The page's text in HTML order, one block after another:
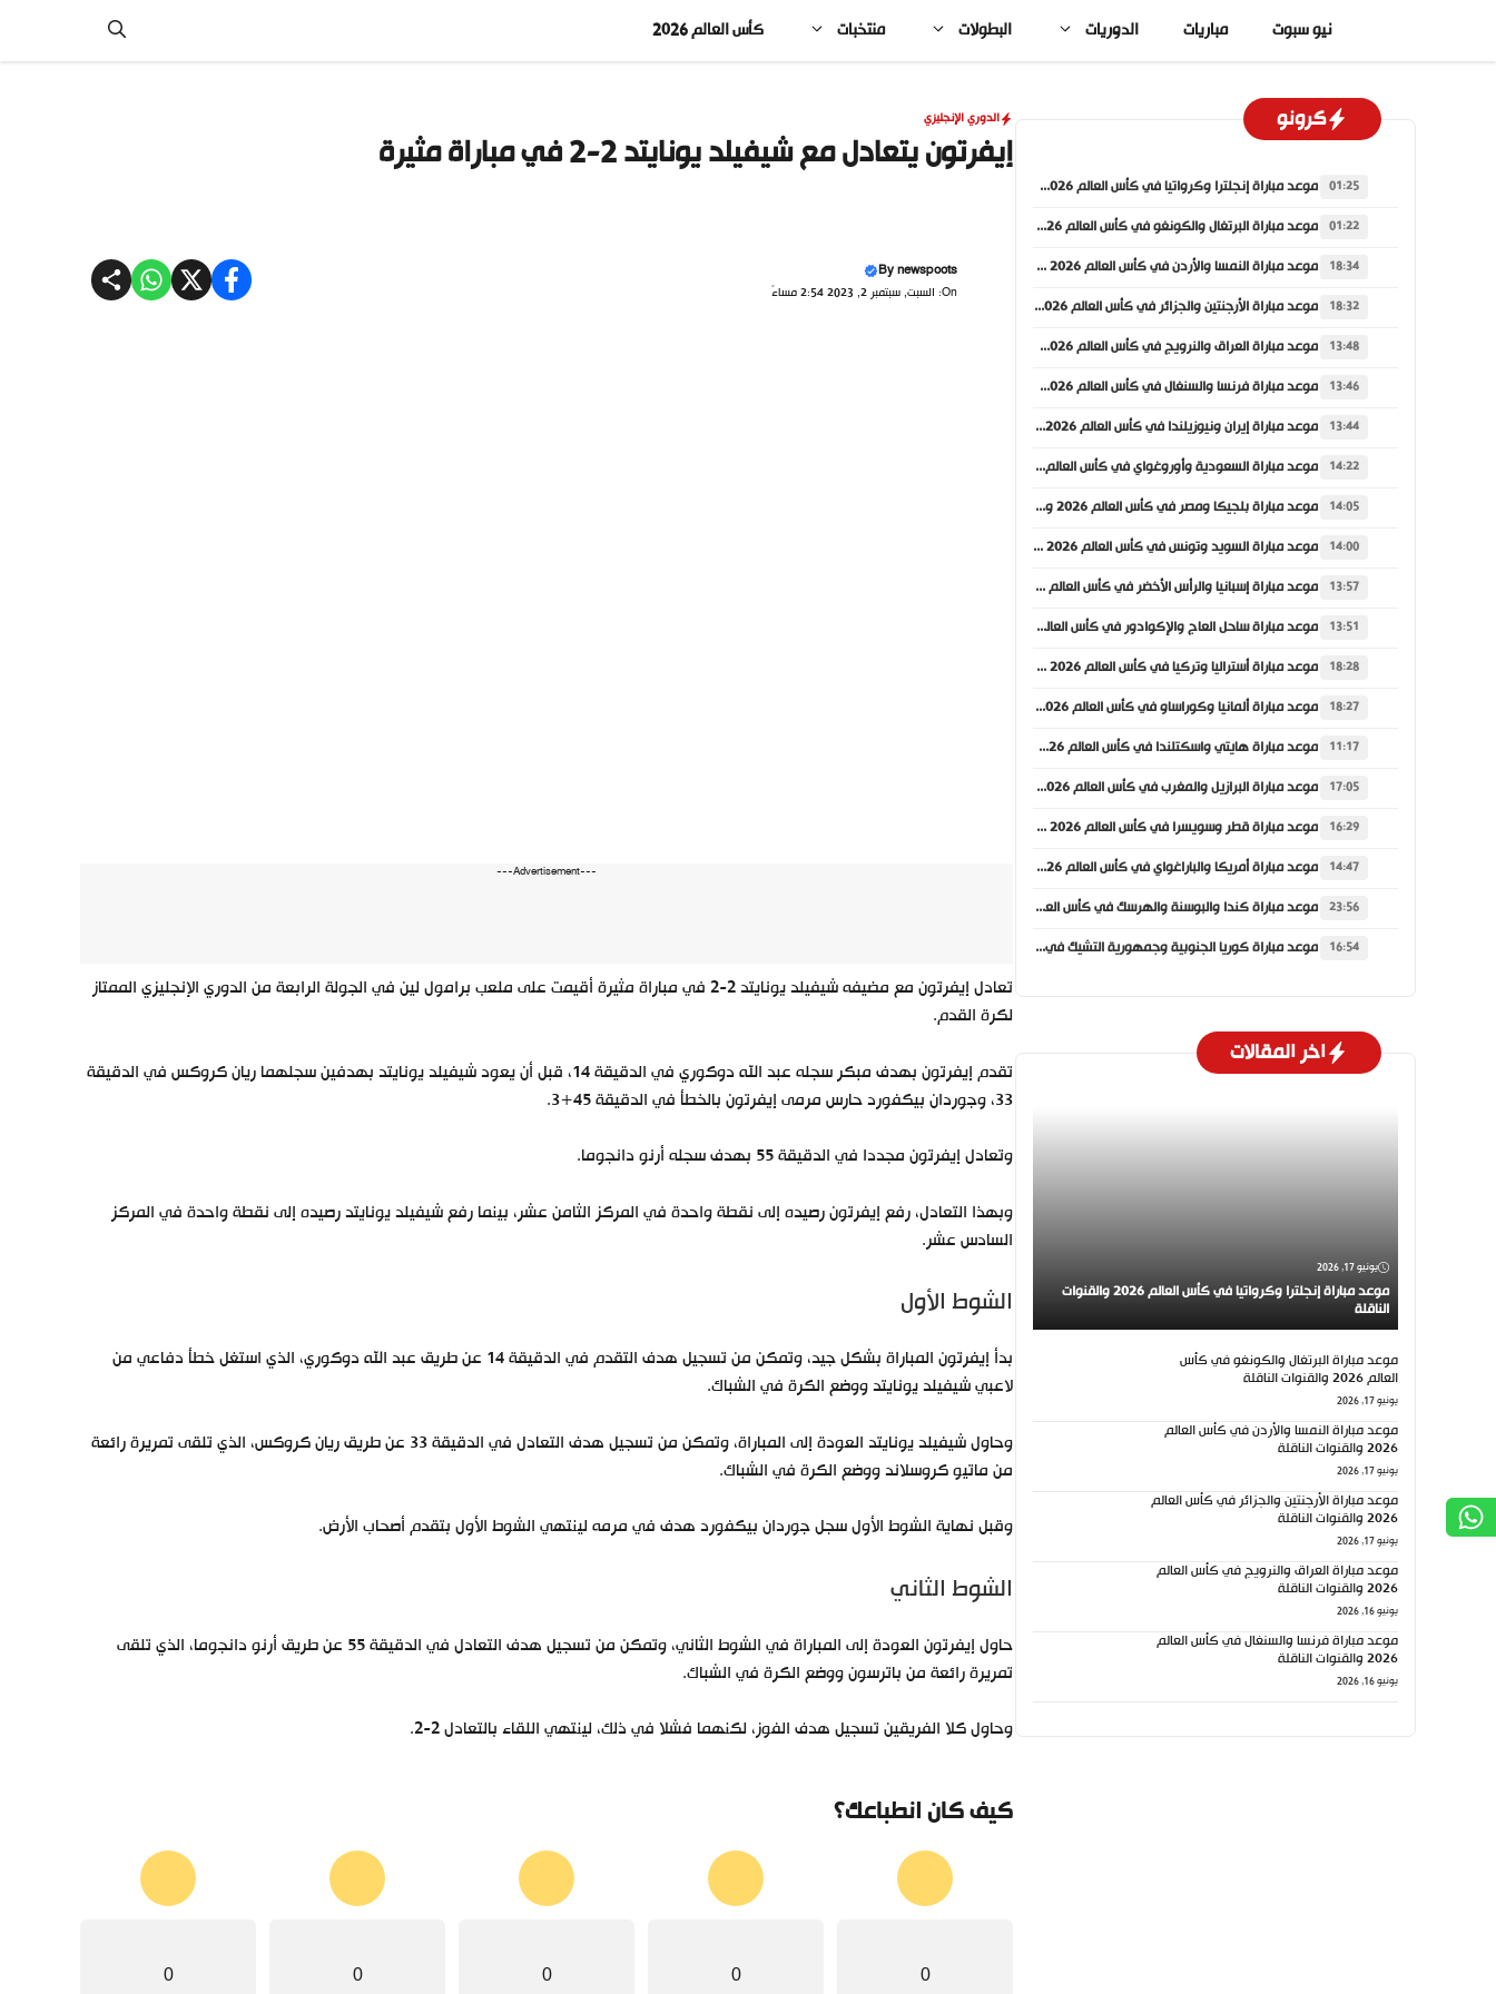
المحتوى
نيو سبوت مباريات الدوريات البطولات منتخبات كأس العالم 2026
الدوري الإنجليزي
إيفرتون يتعادل مع شيفيلد يونايتد 2-2 في مباراة مثيرة
Bynewspoots
On: السبت, سبتمبر 2, 2023 2:54 مساءً
---Advertisement---
تعادل إيفرتون مع مضيفه شيفيلد يونايتد 2-2 في مباراة مثيرة أقيمت على ملعب برامول لين في الجولة الرابعة من الدوري الإنجليزي الممتاز
لكرة القدم.
تقدم إيفرتون بهدف مبكر سجله عبد الله دوكوري في الدقيقة 14، قبل أن يعود شيفيلد يونايتد بهدفين سجلهما ريان كروكس في الدقيقة
33، وجوردان بيكفورد حارس مرمى إيفرتون بالخطأ في الدقيقة 45+3.
وتعادل إيفرتون مجددا في الدقيقة 55 بهدف سجله أرنو دانجوما.
وبهذا التعادل، رفع إيفرتون رصيده إلى نقطة واحدة في المركز الثامن عشر، بينما رفع شيفيلد يونايتد رصيده إلى نقطة واحدة في المركز
السادس عشر.
الشوط الأول
بدأ إيفرتون المباراة بشكل جيد، وتمكن من تسجيل هدف التقدم في الدقيقة 14 عن طريق عبد الله دوكوري، الذي استغل خطأ دفاعي من
لاعبي شيفيلد يونايتد ووضع الكرة في الشباك.
وحاول شيفيلد يونايتد العودة إلى المباراة، وتمكن من تسجيل هدف التعادل في الدقيقة 33 عن طريق ريان كروكس، الذي تلقى تمريرة رائعة
من ماتيو كروسلاند ووضع الكرة في الشباك.
وقبل نهاية الشوط الأول سجل جوردان بيكفورد هدف في مرمه لينتهي الشوط الأول بتقدم أصحاب الأرض.
الشوط الثاني
حاول إيفرتون العودة إلى المباراة في الشوط الثاني، وتمكن من تسجيل هدف التعادل في الدقيقة 55 عن طريق أرنو دانجوما، الذي تلقى
تمريرة رائعة من باترسون ووضع الكرة في الشباك.
وحاول كلا الفريقين تسجيل هدف الفوز، لكنهما فشلا في ذلك، لينتهي اللقاء بالتعادل 2-2.
كيف كان انطباعك؟
0
0
0
0
0
كرونو
01:25 موعد مباراة إنجلترا وكرواتيا في كأس العالم 2026 والقنوات الناقلة
01:22 موعد مباراة البرتغال والكونغو في كأس العالم 2026 والقنوات الناقلة
18:34 موعد مباراة النمسا والأردن في كأس العالم 2026 والقنوات الناقلة
18:32 موعد مباراة الأرجنتين والجزائر في كأس العالم 2026 والقنوات الناقلة
13:48 موعد مباراة العراق والنرويج في كأس العالم 2026 والقنوات الناقلة
13:46 موعد مباراة فرنسا والسنغال في كأس العالم 2026 والقنوات الناقلة
13:44 موعد مباراة إيران ونيوزيلندا في كأس العالم 2026 والقنوات الناقلة
14:22 موعد مباراة السعودية وأوروغواي في كأس العالم 2026 والقنوات الناقلة
14:05 موعد مباراة بلجيكا ومصر في كأس العالم 2026 والقنوات الناقلة
14:00 موعد مباراة السويد وتونس في كأس العالم 2026 والقنوات الناقلة
13:57 موعد مباراة إسبانيا والرأس الأخضر في كأس العالم 2026 والقنوات الناقلة
13:51 موعد مباراة ساحل العاج والإكوادور في كأس العالم 2026 والقنوات الناقلة
18:28 موعد مباراة أستراليا وتركيا في كأس العالم 2026 والقنوات الناقلة
18:27 موعد مباراة ألمانيا وكوراساو في كأس العالم 2026 والقنوات الناقلة
11:17 موعد مباراة هايتي واسكتلندا في كأس العالم 2026 والقنوات الناقلة
17:05 موعد مباراة البرازيل والمغرب في كأس العالم 2026 والقنوات الناقلة
16:29 موعد مباراة قطر وسويسرا في كأس العالم 2026 والقنوات الناقلة
14:47 موعد مباراة أمريكا والباراغواي في كأس العالم 2026 والقنوات الناقلة
23:56 موعد مباراة كندا والبوسنة والهرسك في كأس العالم 2026 والقنوات الناقلة
16:54 موعد مباراة كوريا الجنوبية وجمهورية التشيك في كأس العالم 2026 والقنوات الناقلة
اخر المقالات
يونيو 17, 2026
موعد مباراة إنجلترا وكرواتيا في كأس العالم 2026 والقنوات
الناقلة
موعد مباراة البرتغال والكونغو في كأس
العالم 2026 والقنوات الناقلة
يونيو 17, 2026
موعد مباراة النمسا والأردن في كأس العالم
2026 والقنوات الناقلة
يونيو 17, 2026
موعد مباراة الأرجنتين والجزائر في كأس العالم
2026 والقنوات الناقلة
يونيو 17, 2026
موعد مباراة العراق والنرويج في كأس العالم
2026 والقنوات الناقلة
يونيو 16, 2026
موعد مباراة فرنسا والسنغال في كأس العالم
2026 والقنوات الناقلة
يونيو 16, 2026